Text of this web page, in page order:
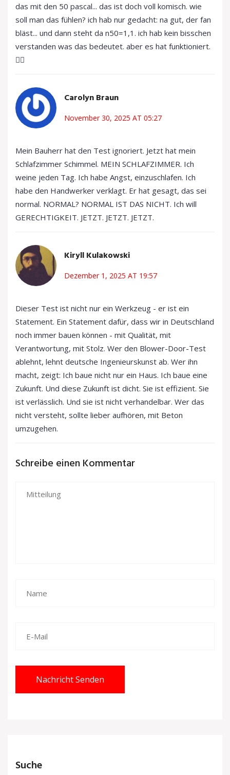
das mit den 50 pascal... das ist doch voll komisch. wie
soll man das fühlen? ich hab nur gedacht: na gut, der fan
bläst... und dann steht da n50=1,1. ich hab kein bisschen
verstanden was das bedeutet. aber es hat funktioniert.
🤷‍♂️
Carolyn Braun
November 30, 2025 AT 05:27
Mein Bauherr hat den Test ignoriert. Jetzt hat mein
Schlafzimmer Schimmel. MEIN SCHLAFZIMMER. Ich
weine jeden Tag. Ich habe Angst, einzuschlafen. Ich
habe den Handwerker verklagt. Er hat gesagt, das sei
normal. NORMAL? NORMAL IST DAS NICHT. Ich will
GERECHTIGKEIT. JETZT. JETZT. JETZT.
Kiryll Kulakowski
Dezember 1, 2025 AT 19:57
Dieser Test ist nicht nur ein Werkzeug - er ist ein
Statement. Ein Statement dafür, dass wir in Deutschland
noch immer bauen können - mit Qualität, mit
Verantwortung, mit Stolz. Wer den Blower-Door-Test
ablehnt, lehnt deutsche Ingenieurskunst ab. Wer ihn
macht, zeigt: Ich baue nicht nur ein Haus. Ich baue eine
Zukunft. Und diese Zukunft ist dicht. Sie ist effizient. Sie
ist verlässlich. Und sie ist nicht verhandelbar. Wer das
nicht versteht, sollte lieber aufhören, mit Beton
umzugehen.
Schreibe einen Kommentar
Nachricht Senden
Suche